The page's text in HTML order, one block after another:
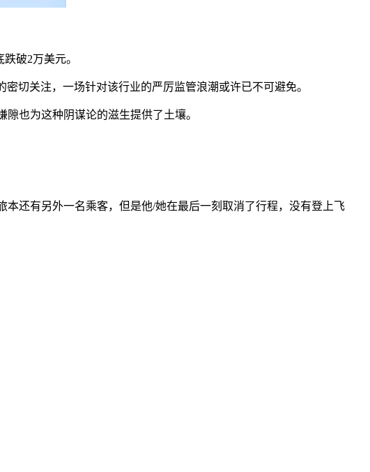
破2万美元。
切关注，一场针对该行业的严厉监管浪潮或许已不可避免。
也为这种阴谋论的滋生提供了土壤。
还有另外一名乘客，但是他/她在最后一刻取消了行程，没有登上飞